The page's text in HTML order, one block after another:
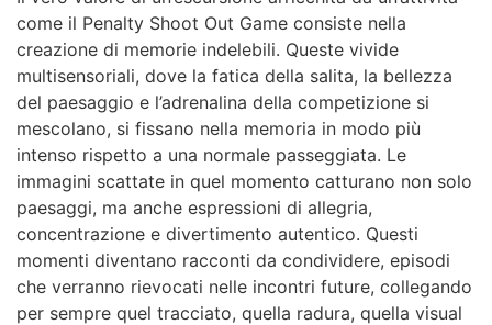
come il Penalty Shoot Out Game consiste nella
creazione di memorie indelebili. Queste vivide
multisensoriali, dove la fatica della salita, la bellezza
del paesaggio e l’adrenalina della competizione si
mescolano, si fissano nella memoria in modo più
intenso rispetto a una normale passeggiata. Le
immagini scattate in quel momento catturano non solo
paesaggi, ma anche espressioni di allegria,
concentrazione e divertimento autentico. Questi
momenti diventano racconti da condividere, episodi
che verranno rievocati nelle incontri future, collegando
per sempre quel tracciato, quella radura, quella visual